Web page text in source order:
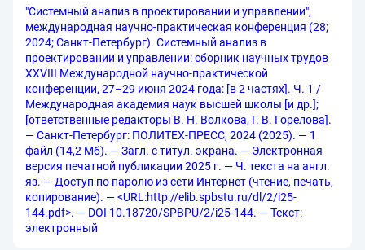
"Системный анализ в проектировании и управлении",
международная научно-практическая конференция (28;
2024; Санкт-Петербург). Системный анализ в
проектировании и управлении: сборник научных трудов
XXVIII Международной научно-практической
конференции, 27–29 июня 2024 года: [в 2 частях]. Ч. 1 /
Международная академия наук высшей школы [и др.];
[ответственные редакторы В. Н. Волкова, Г. В. Горелова].
— Санкт-Петербург: ПОЛИТЕХ-ПРЕСС, 2024 (2025). — 1
файл (14,2 Мб). — Загл. с титул. экрана. — Электронная
версия печатной публикации 2025 г. — Ч. текста на англ.
яз. — Доступ по паролю из сети Интернет (чтение, печать,
копирование). — <URL:http://elib.spbstu.ru/dl/2/i25-
144.pdf>. — DOI 10.18720/SPBPU/2/i25-144. — Текст:
электронный